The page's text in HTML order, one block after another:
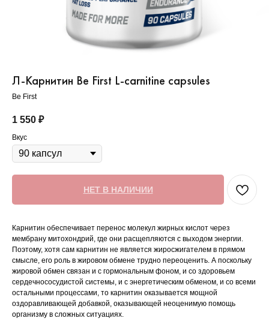
Л-Карнитин Be First L-carnitine capsules
Be First
1 550 ₽
Вкус
НЕТ В НАЛИЧИИ
Карнитин обеспечивает перенос молекул жирных кислот через
мембрану митохондрий, где они расщепляются с выходом энергии.
Поэтому, хотя сам карнитин не является жиросжигателем в прямом
смысле, его роль в жировом обмене трудно переоценить. А поскольку
жировой обмен связан и с гормональным фоном, и со здоровьем
сердечнососудистой системы, и с энергетическим обменом, и со всеми
остальными процессами, то карнитин оказывается мощной
оздоравливающей добавкой, оказывающей неоценимую помощь
организму в сложных ситуациях.